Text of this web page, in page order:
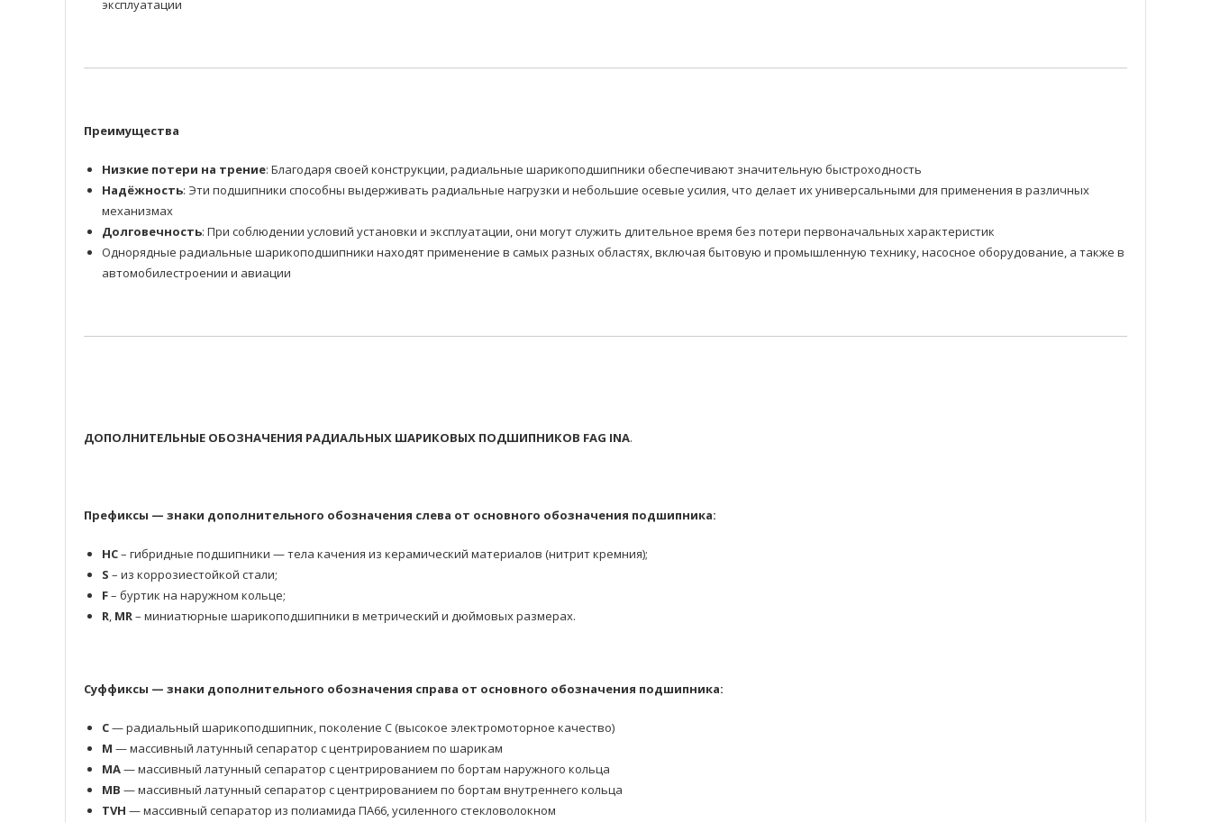
эксплуатации
Преимущества
Низкие потери на трение: Благодаря своей конструкции, радиальные шарикоподшипники обеспечивают значительную быстроходность
Надёжность: Эти подшипники способны выдерживать радиальные нагрузки и небольшие осевые усилия, что делает их универсальными для применения в различных
механизмах
Долговечность: При соблюдении условий установки и эксплуатации, они могут служить длительное время без потери первоначальных характеристик
Однорядные радиальные шарикоподшипники находят применение в самых разных областях, включая бытовую и промышленную технику, насосное оборудование, а также в
автомобилестроении и авиации
ДОПОЛНИТЕЛЬНЫЕ ОБОЗНАЧЕНИЯ РАДИАЛЬНЫХ ШАРИКОВЫХ ПОДШИПНИКОВ FAG INA.
Префиксы — знаки дополнительного обозначения слева от основного обозначения подшипника:
HC– гибридные подшипники — тела качения из керамический материалов (нитрит кремния);
S – из коррозиестойкой стали;
F– буртик на наружном кольце;
R, MR– миниатюрные шарикоподшипники в метрический и дюймовых размерах.
Суффиксы — знаки дополнительного обозначения справа от основного обозначения подшипника:
C— радиальный шарикоподшипник, поколение C (высокое электромоторное качество)
M — массивный латунный сепаратор с центрированием по шарикам
MA— массивный латунный сепаратор с центрированием по бортам наружного кольца
MB — массивный латунный сепаратор с центрированием по бортам внутреннего кольца
TVH — массивный сепаратор из полиамида ПА66, усиленного стекловолокном